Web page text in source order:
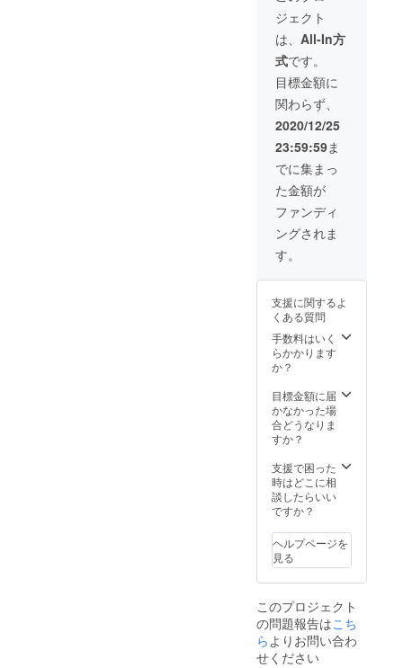
ります
ジェクト
は、 All-In方
式です。
目標金額に
関わらず、
2020/12/25
23:59:59ま
でに集まっ
た金額が
ファンディ
ングされま
す。
支援に関するよ
くある質問
手数料はいく
らかかります
か？
目標金額に届
かなかった場
合どうなりま
すか？
支援で困った
時はどこに相
談したらいい
ですか？
ヘルプページを
見る
このプロジェクト
の問題報告はこち
らよりお問い合わ
せください